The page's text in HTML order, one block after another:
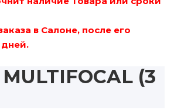
в Салоне, после его
дней.
(3